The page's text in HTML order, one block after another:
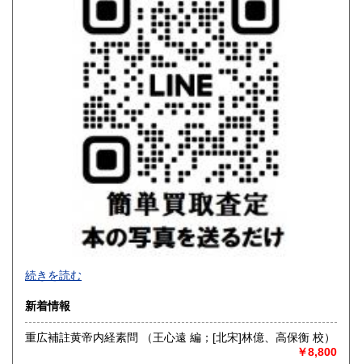
200円 大分県
200円 鹿児島県
400円
続きを読む
新着情報
重広補註黄帝内経素問 （王心遠 編；[北宋]林億、高保衡 校）
￥8,800